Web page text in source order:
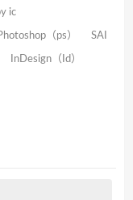
ic
（ps） SAI
InDesign（Id）